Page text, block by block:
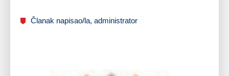
Članak napisao/la, administrator